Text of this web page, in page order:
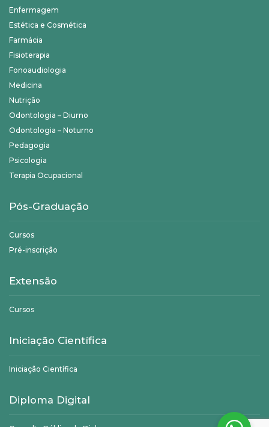
Enfermagem
Estética e Cosmética
Farmácia
Fisioterapia
Fonoaudiologia
Medicina
Nutrição
Odontologia – Diurno
Odontologia – Noturno
Pedagogia
Psicologia
Terapia Ocupacional
Pós-Graduação
Cursos
Pré-inscrição
Extensão
Cursos
Iniciação Científica
Iniciação Científica
Diploma Digital